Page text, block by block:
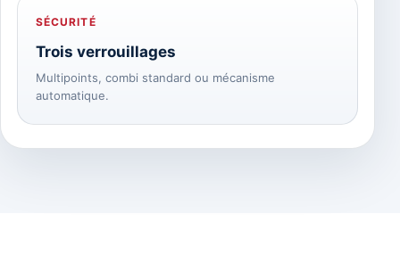
SÉCURITÉ
Trois verrouillages
Multipoints, combi standard ou mécanisme
automatique.